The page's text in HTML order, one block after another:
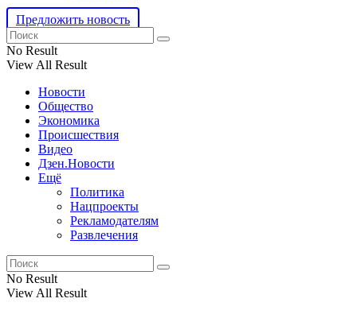
Предложить новость
No Result
View All Result
Новости
Общество
Экономика
Происшествия
Видео
Дзен.Новости
Ещё
Политика
Нацпроекты
Рекламодателям
Развлечения
No Result
View All Result